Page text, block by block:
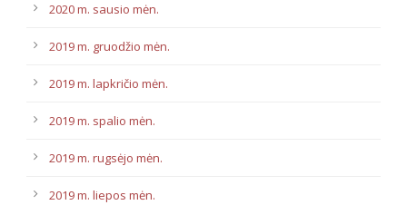
2020 m. sausio mėn.
2019 m. gruodžio mėn.
2019 m. lapkričio mėn.
2019 m. spalio mėn.
2019 m. rugsėjo mėn.
2019 m. liepos mėn.